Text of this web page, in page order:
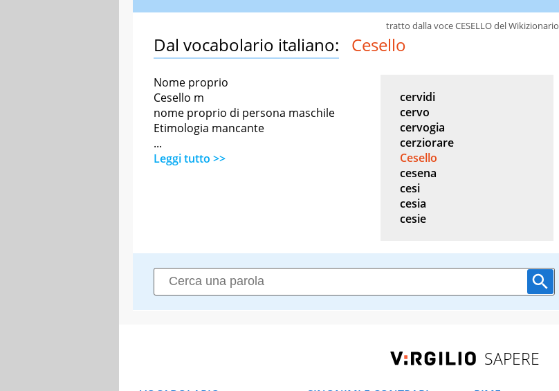
Dal vocabolario italiano: Cesello
tratto dalla voce CESELLO del Wikizionario
Nome proprio
Cesello m
nome proprio di persona maschile
Etimologia mancante
...
Leggi tutto >>
cervidi
cervo
cervogia
cerziorare
Cesello
cesena
cesi
cesia
cesie
SAPERE